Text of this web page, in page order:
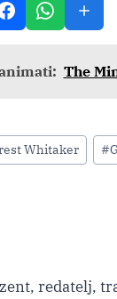
The
Whitaker #
redatelj,